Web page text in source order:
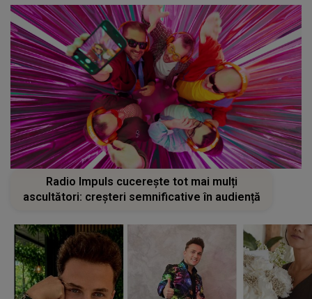
Radio Impuls cucerește tot mai mulți
ascultători: creșteri semnificative în audiență